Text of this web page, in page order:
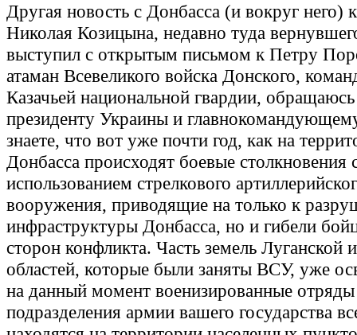
Другая новость с Донбасса (и вокруг него)
Николая Козицына, недавно туда
выступил с открытым письмом к Петру
атаман Всевеликого войска Донского,
Казачьей национальной гвардии,
президенту Украины и
знаете, что вот уже почти год, как на
Донбасса происходят боевые столкновения
использованием стрелкового
вооружения, приводящие на только к
инфраструктуры Донбасса, но и гибели
сторон конфликта. Часть земель Луганской
областей, которые были заняты ВСУ, уже
на данный момент военизированные
подразделения армии вашего государства